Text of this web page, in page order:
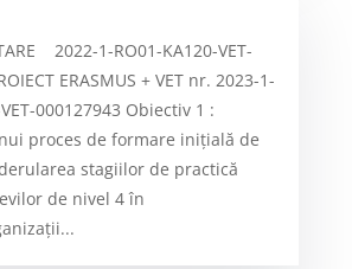
2022-1-RO01-KA120-VET-
ERASMUS + VET nr. 2023-1-
000127943 Obiectiv 1 :
proces de formare inițială de
stagiilor de practică
de nivel 4 în